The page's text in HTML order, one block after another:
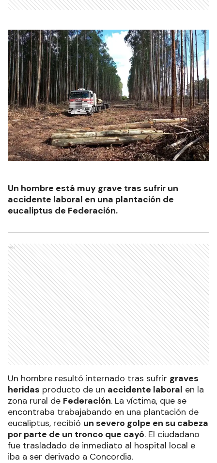
Un hombre está muy grave tras sufrir un
accidente laboral en una plantación de
eucaliptus de Federación.
Ads
Un hombre resultó internado tras sufrir graves
heridas producto de un accidente laboral en la
zona rural de Federación. La víctima, que se
encontraba trabajabando en una plantación de
eucaliptus, recibió un severo golpe en su cabeza
por parte de un tronco que cayó. El ciudadano
fue trasladado de inmediato al hospital local e
iba a ser derivado a Concordia.